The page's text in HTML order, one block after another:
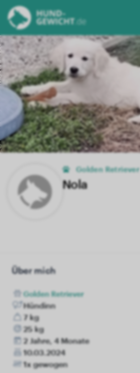
Golden Retriever
Nola
Über mich
Golden Retriever
Hündinn
7 kg
25 kg
2 Jahre, 4 Monate
10.03.2024
1x gewogen